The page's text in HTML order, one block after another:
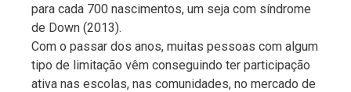
para cada 700 nascimentos, um seja com síndrome
de Down (2013).
Com o passar dos anos, muitas pessoas com algum
tipo de limitação vêm conseguindo ter participação
ativa nas escolas, nas comunidades, no mercado de